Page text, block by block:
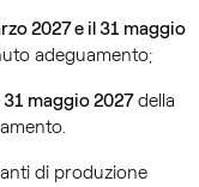
2027 e il 31 maggio
adeguamento;
maggio 2027della
di produzione